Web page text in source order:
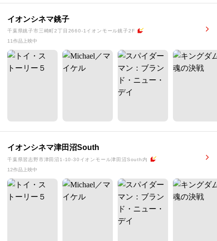
イオンシネマ銚子
千葉県銚子市三崎町2丁目2660-1イオンモール銚子2F
11作品上映中
イオンシネマ津田沼South
千葉県習志野市津田沼1-10-30イオンモール津田沼South内
12作品上映中